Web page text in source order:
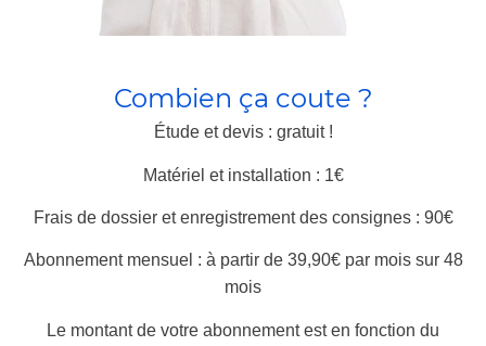
Combien ça coute ?
Étude et devis : gratuit !
Matériel et installation : 1€
Frais de dossier et enregistrement des consignes : 90€
Abonnement mensuel : à partir de 39,90€ par mois sur 48
mois
Le montant de votre abonnement est en fonction du